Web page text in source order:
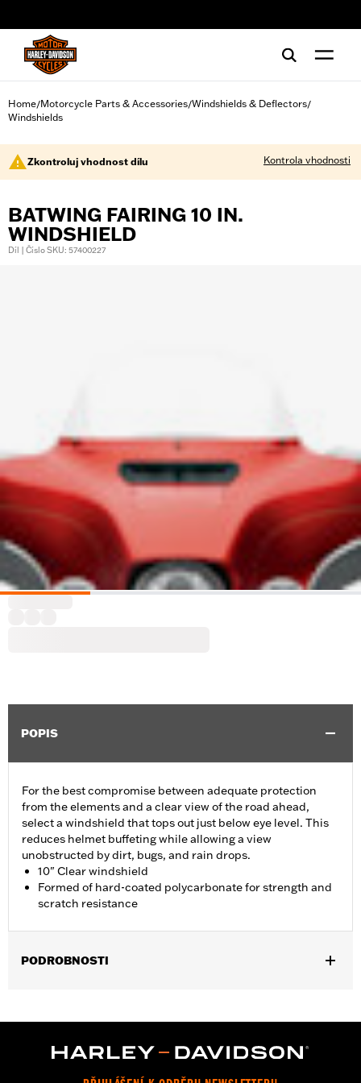
Home/Motorcycle Parts & Accessories/Windshields & Deflectors/
Windshields
Zkontroluj vhodnost dílu Kontrola vhodnosti
BATWING FAIRING 10 IN.
WINDSHIELD
Díl | Číslo SKU: 57400227
POPIS
For the best compromise between adequate protection
from the elements and a clear view of the road ahead,
select a windshield that tops out just below eye level. This
reduces helmet buffeting while allowing a view
unobstructed by dirt, bugs, and rain drops.
10" Clear windshield
Formed of hard-coated polycarbonate for strength and
scratch resistance
PODROBNOSTI
Installation Instructions